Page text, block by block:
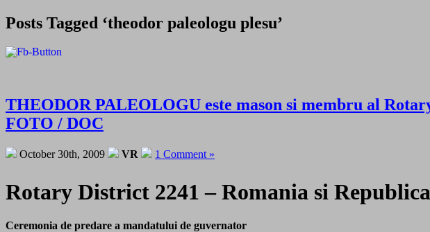
Posts Tagged ‘theodor paleologu plesu’
THEODOR PALEOLOGU este mason si membru al
FOTO / DOC
October 30th, 2009 VR 1 Comment »
Rotary District 2241 – Romania si
Ceremonia de predare a mandatului de guvernator